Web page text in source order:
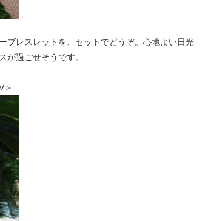
ブレスレットを、セットでどうぞ。心地よい日光
が過ごせそうです。
＞